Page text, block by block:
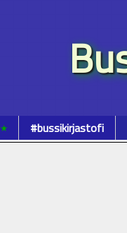
٭ #bussikirjastofi